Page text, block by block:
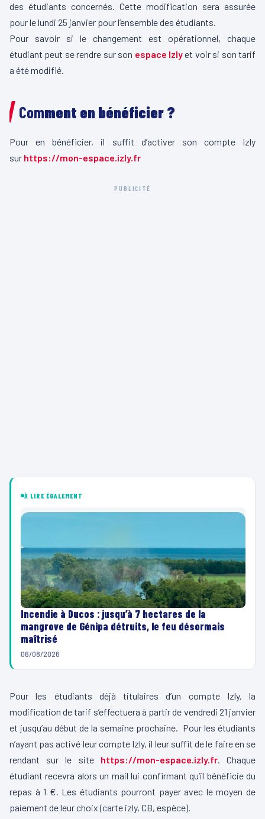
des étudiants concernés. Cette modification sera assurée
pour le lundi 25 janvier pour l’ensemble des étudiants.
Pour savoir si le changement est opérationnel, chaque
étudiant peut se rendre sur son espace Izlyet voir si son tarif
a été modifié.
Comment en bénéficier ?
Pour en bénéficier, il suffit d’activer son compte Izly
sur https://mon-espace.izly.fr
PUBLICITÉ
À LIRE ÉGALEMENT
Incendie à Ducos : jusqu’à 7 hectares de la
mangrove de Génipa détruits, le feu désormais
maîtrisé
06/08/2026
Pour les étudiants déjà titulaires d’un compte Izly, la
modification de tarif s’effectuera à partir de vendredi 21 janvier
et jusqu’au début de la semaine prochaine. Pour les étudiants
n’ayant pas activé leur compte Izly, il leur suffit de le faire en se
rendant sur le site https://mon-espace.izly.fr. Chaque
étudiant recevra alors un mail lui confirmant qu’il bénéficie du
repas à 1 €. Les étudiants pourront payer avec le moyen de
paiement de leur choix (carte izly, CB, espèce).